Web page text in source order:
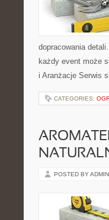
dopracowania
każdy event może
i Aranżacje Serwis
CATEGORIES:
POSTED BY ADMIN